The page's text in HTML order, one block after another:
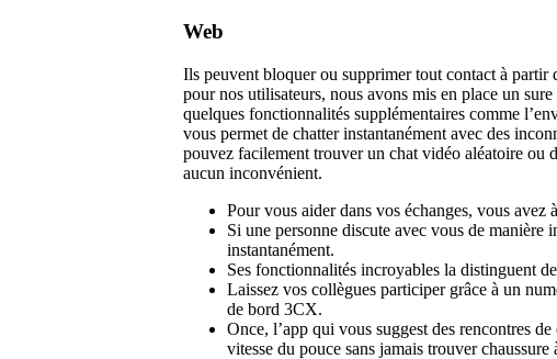
Web
Ils peuvent bloquer ou supprimer tout contact à
pour nos utilisateurs, nous avons mis en place un
quelques fonctionnalités supplémentaires comme
vous permet de chatter instantanément avec des
pouvez facilement trouver un chat vidéo aléatoire ou
aucun inconvénient.
Pour vous aider dans vos échanges, vous
Si une personne discute avec vous de
instantanément.
Ses fonctionnalités incroyables la distinguent
Laissez vos collègues participer grâce à un
de bord 3CX.
Once, l’app qui vous suggest des rencontres
vitesse du pouce sans jamais trouver chaussure